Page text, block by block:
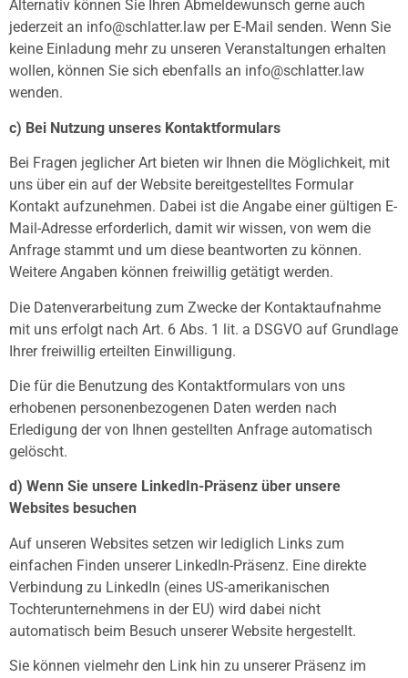
Alternativ können Sie Ihren Abmeldewunsch gerne auch
jederzeit an info@schlatter.law per E-Mail senden. Wenn Sie
keine Einladung mehr zu unseren Veranstaltungen erhalten
wollen, können Sie sich ebenfalls an info@schlatter.law
wenden.
c) Bei Nutzung unseres Kontaktformulars
Bei Fragen jeglicher Art bieten wir Ihnen die Möglichkeit, mit
uns über ein auf der Website bereitgestelltes Formular
Kontakt aufzunehmen. Dabei ist die Angabe einer gültigen E-
Mail-Adresse erforderlich, damit wir wissen, von wem die
Anfrage stammt und um diese beantworten zu können.
Weitere Angaben können freiwillig getätigt werden.
Die Datenverarbeitung zum Zwecke der Kontaktaufnahme
mit uns erfolgt nach Art. 6 Abs. 1 lit. a DSGVO auf Grundlage
Ihrer freiwillig erteilten Einwilligung.
Die für die Benutzung des Kontaktformulars von uns
erhobenen personenbezogenen Daten werden nach
Erledigung der von Ihnen gestellten Anfrage automatisch
gelöscht.
d) Wenn Sie unsere LinkedIn-Präsenz über unsere
Websites besuchen
Auf unseren Websites setzen wir lediglich Links zum
einfachen Finden unserer LinkedIn-Präsenz. Eine direkte
Verbindung zu LinkedIn (eines US-amerikanischen
Tochterunternehmens in der EU) wird dabei nicht
automatisch beim Besuch unserer Website hergestellt.
Sie können vielmehr den Link hin zu unserer Präsenz im